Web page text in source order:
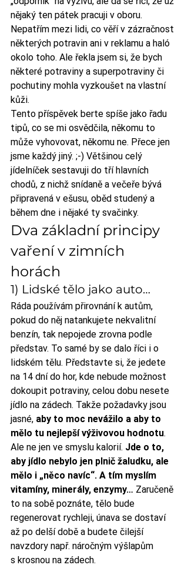
nějaký ten pátek pracuji v oboru.
Nepatřím mezi lidi, co věří v zázračnost
některých potravin ani v reklamu a haló
okolo toho. Ale řekla jsem si, že bych
některé potraviny a superpotraviny či
pochutiny mohla vyzkoušet na vlastní
kůži.
Tento příspěvek berte spíše jako řadu
tipů, co se mi osvědčila, někomu to
může vyhovovat, někomu ne. Přece jen
jsme každý jiný. ;-) Většinou celý
jídelníček sestavuji do tří hlavních
chodů, z nichž snídaně a večeře bývá
připravená v ešusu, oběd studený a
během dne i nějaké ty svačinky.
Dva základní principy
vaření v zimních
horách
1) Lidské tělo jako auto…
Ráda používám přirovnání k autům,
pokud do něj natankujete nekvalitní
benzín, tak nepojede zrovna podle
představ. To samé by se dalo říci i o
lidském tělu. Představte si, že jedete
na 14 dní do hor, kde nebude možnost
dokoupit potraviny, celou dobu nesete
jídlo na zádech. Takže požadavky jsou
jasné, aby to moc nevážilo a aby to
mělo tu nejlepší výživovou hodnotu.
Ale ne jen ve smyslu kalorií. Jde o to,
aby jídlo nebylo jen plnič žaludku, ale
mělo i „něco navíc“. A tím myslím
vitamíny, minerály, enzymy… Zaručeně
to na sobě poznáte, tělo bude
regenerovat rychleji, únava se dostaví
až po delší době a budete čilejší
navzdory např. náročným výšlapům
s krosnou na zádech.